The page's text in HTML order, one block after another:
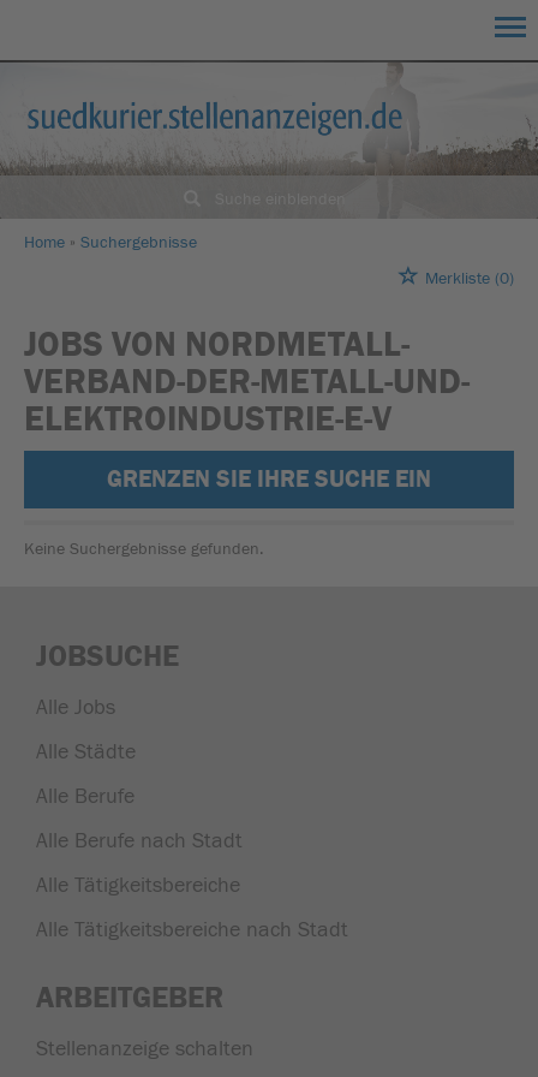
Home
Suchergebnisse
Merkliste (0)
JOBS VON NORDMETALL-
VERBAND-DER-METALL-UND-
ELEKTROINDUSTRIE-E-V
GRENZEN SIE IHRE SUCHE EIN
Keine Suchergebnisse gefunden.
JOBSUCHE
Alle Jobs
Alle Städte
Alle Berufe
Alle Berufe nach Stadt
Alle Tätigkeitsbereiche
Alle Tätigkeitsbereiche nach Stadt
ARBEITGEBER
Stellenanzeige schalten